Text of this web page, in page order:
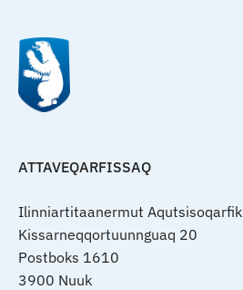
ATTAVEQARFISSAQ
Ilinniartitaanermut Aqutsisoqarfik
Kissarneqqortuunnguaq 20
Postboks 1610
3900 Nuuk